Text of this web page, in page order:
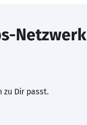
Netzwerk
zu Dir passt.